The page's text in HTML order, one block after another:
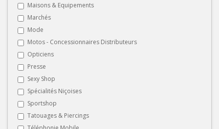
Maisons & Equipements
Marchés
Mode
Motos - Concessionnaires Distributeurs
Opticiens
Presse
Sexy Shop
Spécialités Niçoises
Sportshop
Tatouages & Piercings